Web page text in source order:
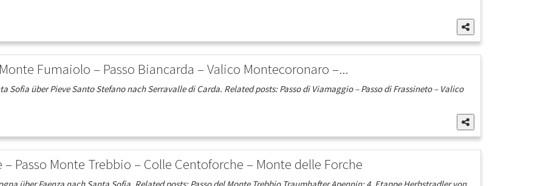
Fumaiolo – Passo Biancarda – Valico Montecoronaro –...
über Pieve Santo Stefano nach Serravalle di Carda. Related posts: Passo di Viamaggio – Passo di Frassineto – Valico
Passo Monte Trebbio – Colle Centoforche – Monte delle Forche